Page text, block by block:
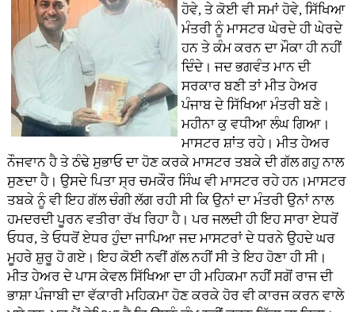
ਹੋਵੇ, ਤੇ ਕੋਈ ਵੀ ਸਮਾਂ ਹੋਵੇ, ਸਿੱਖਿਆ
ਮੰਤਰੀ ਨੂੰ ਮਾਸਟਰ ਘੇਰਦੇ ਹੀ ਘੇਰਦੇ
ਹਨ ਤੇ ਕੰਮ ਕਰਨ ਦਾ ਮੌਕਾ ਹੀ ਨਹੀਂ
ਦਿੰਦੇ। ਜਦ ਭਗਵੰਤ ਮਾਨ ਦੀ
ਸਰਕਾਰ ਬਣੀ ਤਾਂ ਮੀਤ ਹੇਅਰ
ਪੰਜਾਬ ਦੇ ਸਿੱਖਿਆ ਮੰਤਰੀ ਬਣੇ।
ਮਹੀਨਾ ਕੁ ਵਧੀਆ ਲੰਘ ਗਿਆ।
ਮਾਸਟਰ ਸ਼ਾਂਤ ਰਹੇ। ਮੀਤ ਹੇਅਰ
ਨੌਜਵਾਨ ਹੈ ਤੇ ਠੰਢੇ ਸੁਭਾਓ ਦਾ ਹੋਣ ਕਰਕੇ ਮਾਸਟਰ ਤਬਕੇ ਦੀ ਗੱਲ ਗਹੁ ਨਾਲ
ਸੁਣਦਾ ਹੈ। ਉਸਦੇ ਪਿਤਾ ਸ੍ਰ ਚਮਕੌਰ ਸਿੰਘ ਵੀ ਮਾਸਟਰ ਰਹੇ ਹਨ।ਮਾਸਟਰ
ਤਬਕੇ ਨੂੰ ਵੀ ਇਹ ਗੱਲ ਚੰਗੀ ਲੱਗ ਰਹੀ ਸੀ ਕਿ ਉਨਾਂ ਦਾ ਮੰਤਰੀ ਉਨਾਂ ਨਾਲ
ਹਮਦਰਦੀ ਪੂਰਨ ਵਤੀਰਾ ਰੱਖ ਰਿਹਾ ਹੈ। ਪਰ ਜਲਦੀ ਹੀ ਇਹ ਸਾਰਾ ਏਧਰੋਂ
ਓਧਰ, ਤੇ ਓਧਰੋਂ ਏਧਰ ਹੁੰਦਾ ਜਾਪਿਆ ਜਦ ਮਾਸਟਰਾਂ ਦੇ ਧਰਨੇ ਉਹਦੇ ਘਰ
ਮੂਹਰੇ ਸ਼ੁਰੂ ਹੋ ਗਏ। ਇਹ ਕੋਈ ਨਵੀਂ ਗੱਲ ਨਹੀਂ ਸੀ ਤੇ ਇਹ ਹੋਣਾ ਹੀ ਸੀ।
ਮੀਤ ਹੇਅਰ ਦੇ ਪਾਸ ਕੇਵਲ ਸਿੱਖਿਆ ਦਾ ਹੀ ਮਹਿਕਮਾ ਨਹੀਂ ਸਗੋਂ ਰਾਜ ਦੀ
ਭਾਸ਼ਾ ਪੰਜਾਬੀ ਦਾ ਵੱਕਾਰੀ ਮਹਿਕਮਾ ਹੋਣ ਕਰਕੇ ਹੋਰ ਵੀ ਕਾਰਜ ਕਰਨ ਵਾਲੇ